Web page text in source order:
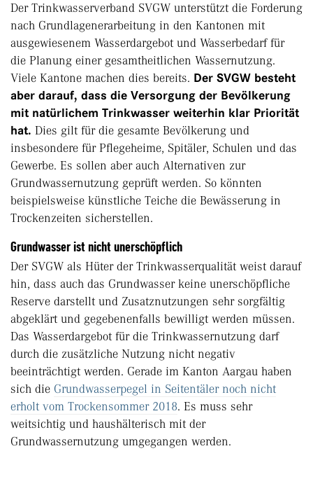
Der Trinkwasserverband SVGW unterstützt die Forderung
nach Grundlagenerarbeitung in den Kantonen mit
ausgewiesenem Wasserdargebot und Wasserbedarf für
die Planung einer gesamtheitlichen Wassernutzung.
Viele Kantone machen dies bereits. Der SVGW besteht
aber darauf, dass die Versorgung der Bevölkerung
mit natürlichem Trinkwasser weiterhin klar Priorität
hat. Dies gilt für die gesamte Bevölkerung und
insbesondere für Pflegeheime, Spitäler, Schulen und das
Gewerbe. Es sollen aber auch Alternativen zur
Grundwassernutzung geprüft werden. So könnten
beispielsweise künstliche Teiche die Bewässerung in
Trockenzeiten sicherstellen.
Grundwasser ist nicht unerschöpflich
Der SVGW als Hüter der Trinkwasserqualität weist darauf
hin, dass auch das Grundwasser keine unerschöpfliche
Reserve darstellt und Zusatznutzungen sehr sorgfältig
abgeklärt und gegebenenfalls bewilligt werden müssen.
Das Wasserdargebot für die Trinkwassernutzung darf
durch die zusätzliche Nutzung nicht negativ
beeinträchtigt werden. Gerade im Kanton Aargau haben
sich die Grundwasserpegel in Seitentäler noch nicht
erholt vom Trockensommer 2018. Es muss sehr
weitsichtig und haushälterisch mit der
Grundwassernutzung umgegangen werden.